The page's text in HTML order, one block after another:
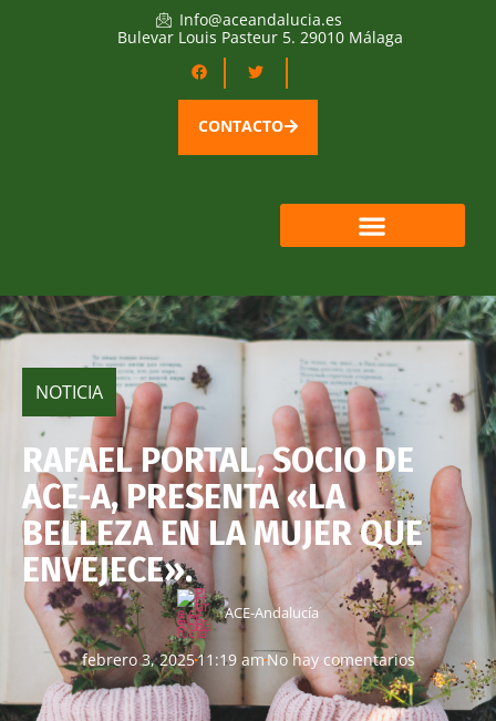
Info@aceandalucia.es
Bulevar Louis Pasteur 5. 29010 Málaga
CONTACTO
NOTICIA
RAFAEL PORTAL, SOCIO DE
ACE-A, PRESENTA «LA
BELLEZA EN LA MUJER QUE
ENVEJECE».
ACE-Andalucía
febrero 3, 202511:19 amNo hay comentarios